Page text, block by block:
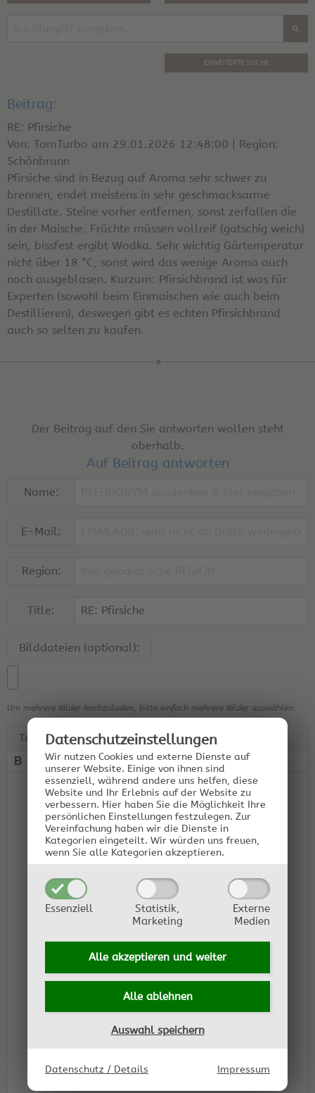
Datenschutz­einstellungen
Wir nutzen Cookies und externe Dienste auf
unserer Website. Einige von ihnen sind
essenziell, während andere uns helfen, diese
Website und Ihr Erlebnis auf der Website zu
verbessern. Hier haben Sie die Möglichkeit Ihre
persönlichen Einstellungen festzulegen. Zur
Vereinfachung haben wir die Dienste in
Kategorien eingeteilt. Wir würden uns freuen,
wenn Sie alle Kategorien akzeptieren.
Essenziell
Statistik,
Marketing
Externe
Medien
Alle akzeptieren und weiter
Alle ablehnen
Auswahl speichern
Datenschutz / Details Impressum
ERWEITERTE SUCHE
Beitrag:
RE: Pfirsiche
Von: TomTurbo am 29.01.2026 12:48:00 | Region:
Schönbrunn
Pfirsiche sind in Bezug auf Aroma sehr schwer zu
brennen, endet meistens in sehr geschmacksarme
Destillate. Steine vorher entfernen, sonst zerfallen die
in der Maische. Früchte müssen vollreif (gatschig weich)
sein, bissfest ergibt Wodka. Sehr wichtig Gärtemperatur
nicht über 18 °C, sonst wird das wenige Aroma auch
noch ausgeblasen. Kurzum: Pfirsichbrand ist was für
Experten (sowohl beim Einmaischen wie auch beim
Destillieren), deswegen gibt es echten Pfirsichbrand
auch so selten zu kaufen.
Der Beitrag auf den Sie antworten wollen steht
oberhalb.
Auf Beitrag antworten
Name:
E-Mail:
Region:
Title:
Bilddateien (optional):
Um mehrere Bilder hochzuladen, bitte einfach mehrere Bilder auswählen.
Text:
B U “ ”